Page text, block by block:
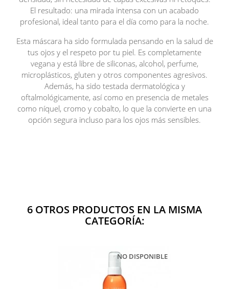
El resultado: una mirada intensa con un acabado
profesional, ideal tanto para el día como para la noche.
Esta máscara ha sido formulada pensando en la salud de
tus ojos y el respeto por tu piel. Es completamente
vegana y está libre de siliconas, alcohol, perfume,
microplásticos, gluten y otros componentes agresivos.
Además, ha sido testada dermatológica y
oftalmológicamente, así como en presencia de metales
como níquel, cromo y cobalto, lo que la convierte en una
opción segura incluso para los ojos más sensibles.
6 OTROS PRODUCTOS EN LA MISMA
CATEGORÍA:
NO DISPONIBLE